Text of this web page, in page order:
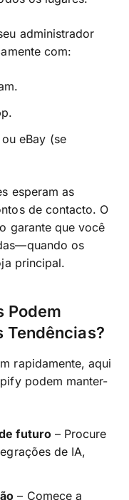
administrador
com:
eBay (se
esperam as
de contacto. O
garante que você
os
principal.
Podem
Tendências?
rapidamente, aqui
podem manter-
futuro– Procure
de IA,
– Comece a